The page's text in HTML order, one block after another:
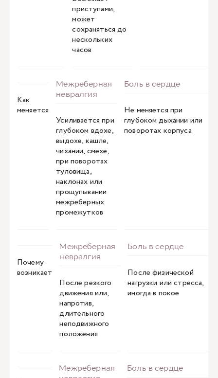
приступами,
может
сохраняться до
нескольких
часов
Как
меняется
Усиливается при
глубоком вдохе,
выдохе, кашле,
чихании, смехе,
при поворотах
туловища,
наклонах или
прощупывании
межреберных
промежутков
Не меняется при
глубоком дыхании или
поворотах корпуса
Почему
возникает
После резкого
движения или,
напротив,
длительного
неподвижного
положения
После физической
нагрузки или стресса,
иногда в покое